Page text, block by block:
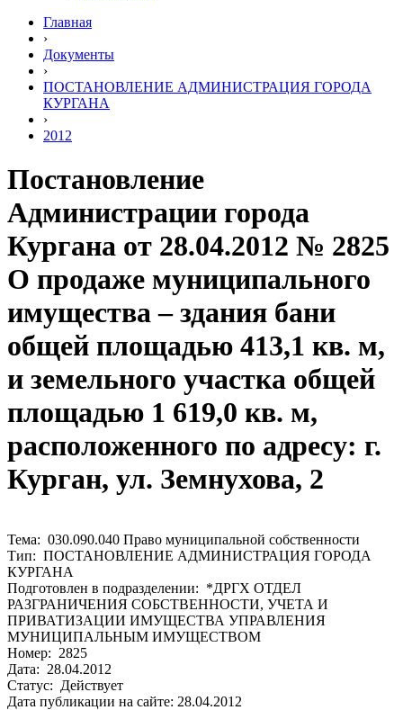
Главная
›
Документы
›
ПОСТАНОВЛЕНИЕ АДМИНИСТРАЦИЯ ГОРОДА
КУРГАНА
›
2012
Постановление
Администрации города
Кургана от 28.04.2012 № 2825
О продаже муниципального
имущества – здания бани
общей площадью 413,1 кв. м,
и земельного участка общей
площадью 1 619,0 кв. м,
расположенного по адресу: г.
Курган, ул. Земнухова, 2
Тема: 030.090.040 Право муниципальной собственности
Тип: ПОСТАНОВЛЕНИЕ АДМИНИСТРАЦИЯ ГОРОДА
КУРГАНА
Подготовлен в подразделении: *ДРГХ ОТДЕЛ
РАЗГРАНИЧЕНИЯ СОБСТВЕННОСТИ, УЧЕТА И
ПРИВАТИЗАЦИИ ИМУЩЕСТВА УПРАВЛЕНИЯ
МУНИЦИПАЛЬНЫМ ИМУЩЕСТВОМ
Номер: 2825
Дата: 28.04.2012
Статус: Действует
Дата публикации на сайте: 28.04.2012